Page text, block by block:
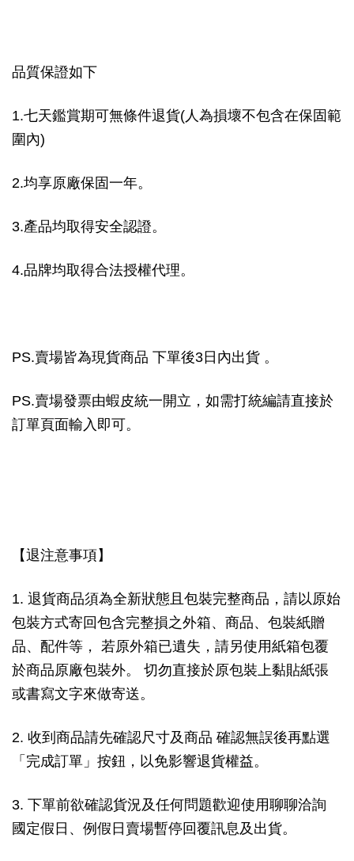
品質保證如下
1.七天鑑賞期可無條件退貨(人為損壞不包含在保固範
圍內)
2.均享原廠保固一年。
3.產品均取得安全認證。
4.品牌均取得合法授權代理。
PS.賣場皆為現貨商品 下單後3日內出貨 。
PS.賣場發票由蝦皮統一開立，如需打統編請直接於
訂單頁面輸入即可。
【退注意事項】
1. 退貨商品須為全新狀態且包裝完整商品，請以原始
包裝方式寄回包含完整損之外箱、商品、包裝紙贈
品、配件等， 若原外箱已遺失，請另使用紙箱包覆
於商品原廠包裝外。 切勿直接於原包裝上黏貼紙張
或書寫文字來做寄送。
2. 收到商品請先確認尺寸及商品 確認無誤後再點選
「完成訂單」按鈕，以免影響退貨權益。
3. 下單前欲確認貨況及任何問題歡迎使用聊聊洽詢
國定假日、例假日賣場暫停回覆訊息及出貨。